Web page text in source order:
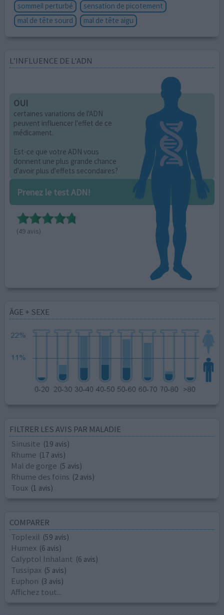
sommeil perturbé
sensation de picotement
mal de tête sourd
mal de tête aigu
L’INFLUENCE DE L'ADN
OUI
certaines variations de l'ADN
peuvent influencer l'effet de ce
médicament.
Est-ce que votre ADN vous
donnent une plus grande chance
d'avoir plus d'effets secondaires?
Prenez le test ADN!
(49 avis)
ÂGE + SEXE
FILTRER LES AVIS PAR MALADIE
Sinusite (19 avis)
Rhume (17 avis)
Mal de gorge (5 avis)
Rhume des foins (2 avis)
Toux (1 avis)
COMPARER
Toplexil (59 avis)
Humex (6 avis)
Calyptol Inhalant (6 avis)
Tussipax (5 avis)
Euphon (3 avis)
Affichez tout...